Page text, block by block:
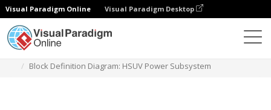
Visual Paradigm Online Visual Paradigm Desktop
Block Definition Diagram: HSUV Power Subsystem